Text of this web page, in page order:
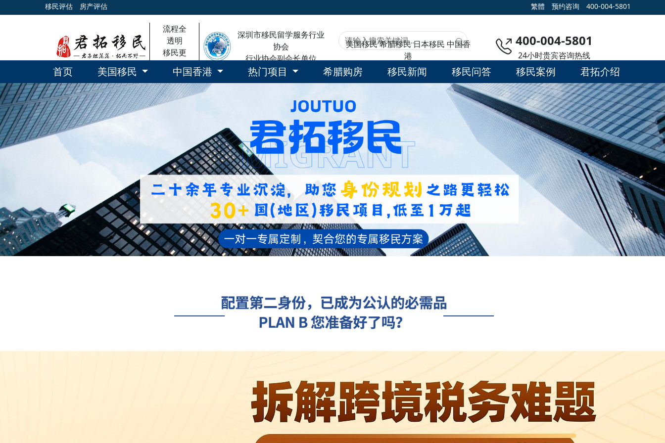
移民评估 房产评估 繁體 预约咨询 400-004-5801
流程全
透明
移民更
放心
深圳市移民留学服务行业
协会
行业协会副会长单位
美国移民希腊移民日本移民 中国香
港
400-004-5801
24小时贵宾咨询热线
首页 美国移民 中国香港 热门项目 希腊购房 移民新闻 移民问答 移民案例 君拓介绍